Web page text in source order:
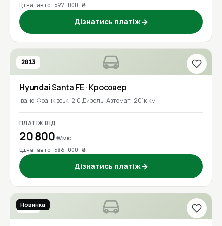
Ціна авто 697 000 ₴
Дізнатись платіж→
2013
HyundaiSanta FE· Кросовер
Івано-Франківськ 2.0 Дизель Автомат 201к км
ПЛАТІЖ ВІД
20 800 ₴/міс
Ціна авто 686 000 ₴
Дізнатись платіж→
2021
Новинка